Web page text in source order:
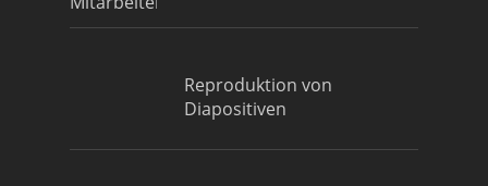
Reproduktion von
Diapositiven